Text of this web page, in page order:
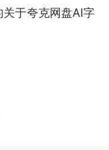
于夸克网盘AI字